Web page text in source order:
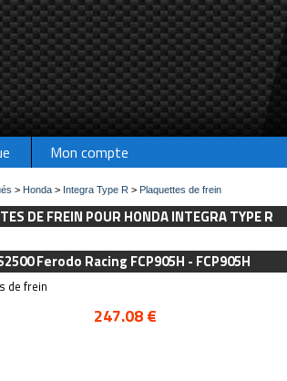
Mon compte
> Honda > Integra Type R > Plaquettes de frein
DE FREIN POUR HONDA INTEGRA TYPE R
Ferodo Racing FCP905H - FCP905H
de frein
247.08 €